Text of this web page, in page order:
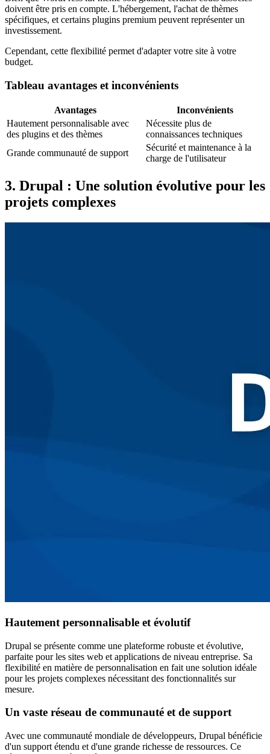
doivent être pris en compte. L'hébergement, l'achat de thèmes
spécifiques, et certains plugins premium peuvent représenter un
investissement.
Cependant, cette flexibilité permet d'adapter votre site à votre
budget.
Tableau avantages et inconvénients
Avantages
Inconvénients
Hautement personnalisable avec
des plugins et des thèmes
Nécessite plus de
connaissances techniques
Grande communauté de support
Sécurité et maintenance à la
charge de l'utilisateur
3. Drupal : Une solution évolutive pour les
projets complexes
Hautement personnalisable et évolutif
Drupal se présente comme une plateforme robuste et évolutive,
parfaite pour les sites web et applications de niveau entreprise. Sa
flexibilité en matière de personnalisation en fait une solution idéale
pour les projets complexes nécessitant des fonctionnalités sur
mesure.
Un vaste réseau de communauté et de support
Avec une communauté mondiale de développeurs, Drupal bénéficie
d'un support étendu et d'une grande richesse de ressources. Ce